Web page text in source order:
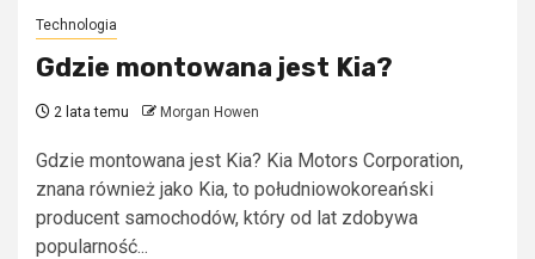
Technologia
Gdzie montowana jest Kia?
2 lata temu Morgan Howen
Gdzie montowana jest Kia? Kia Motors Corporation,
znana również jako Kia, to południowokoreański
producent samochodów, który od lat zdobywa
popularność...